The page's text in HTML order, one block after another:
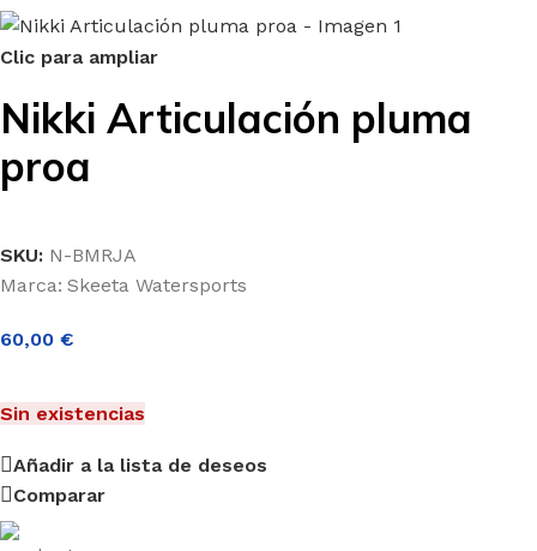
Clic para ampliar
Nikki Articulación pluma
proa
SKU: N-BMRJA
Marca: Skeeta Watersports
60,00 €
Sin existencias
Añadir a la lista de deseos
Comparar